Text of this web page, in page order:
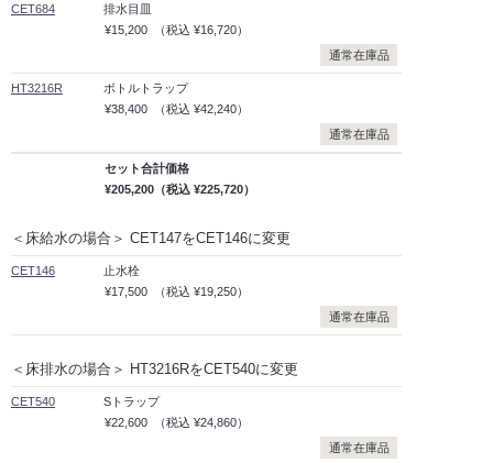
CET684
排水目皿
¥15,200
（税込 ¥16,720）
通常在庫品
HT3216R
ボトルトラップ
¥38,400
（税込 ¥42,240）
通常在庫品
セット合計価格
¥205,200 （税込 ¥225,720）
＜床給水の場合＞ CET147をCET146に変更
CET146
止水栓
¥17,500
（税込 ¥19,250）
通常在庫品
＜床排水の場合＞ HT3216RをCET540に変更
CET540
Sトラップ
¥22,600
（税込 ¥24,860）
通常在庫品